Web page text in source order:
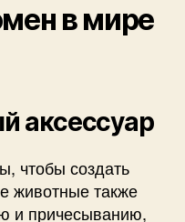
в мире
аксессуар
чтобы создать
животные также
и причесыванию,